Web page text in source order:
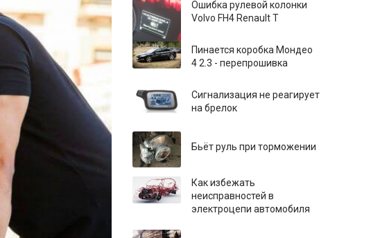
Ошибка рулевой колонки
Volvo FH4 Renault T
Пинается коробка Мондео
4 2.3 - перепрошивка
Сигнализация не реагирует
на брелок
Бьёт руль при торможении
Как избежать
неисправностей в
электроцепи автомобиля